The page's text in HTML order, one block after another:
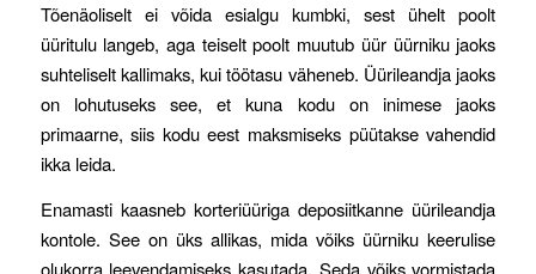
Tõenäoliselt ei võida esialgu kumbki, sest ühelt poolt
üüritulu langeb, aga teiselt poolt muutub üür üürniku jaoks
suhteliselt kallimaks, kui töötasu väheneb. Üürileandja jaoks
on lohutuseks see, et kuna kodu on inimese jaoks
primaarne, siis kodu eest maksmiseks püütakse vahendid
ikka leida.
Enamasti kaasneb korteriüüriga deposiitkanne üürileandja
kontole. See on üks allikas, mida võiks üürniku keerulise
olukorra leevendamiseks kasutada. Seda võiks vormistada